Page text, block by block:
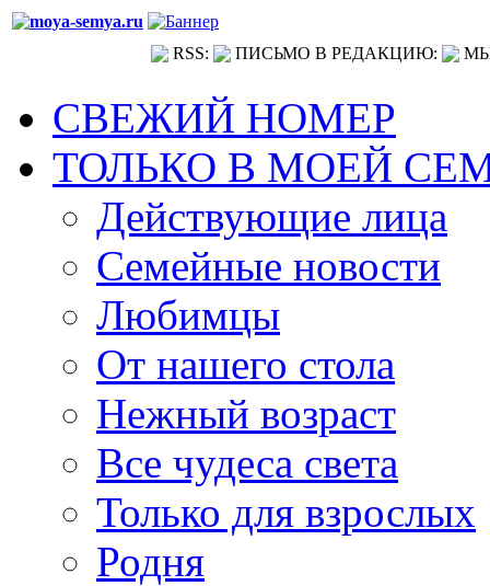
RSS: ПИСЬМО В РЕДАКЦИЮ:
СВЕЖИЙ НОМЕР
ТОЛЬКО В МОЕЙ
Действующие лица
Семейные новости
Любимцы
От нашего стола
Нежный возраст
Все чудеса света
Только для взрослых
Родня